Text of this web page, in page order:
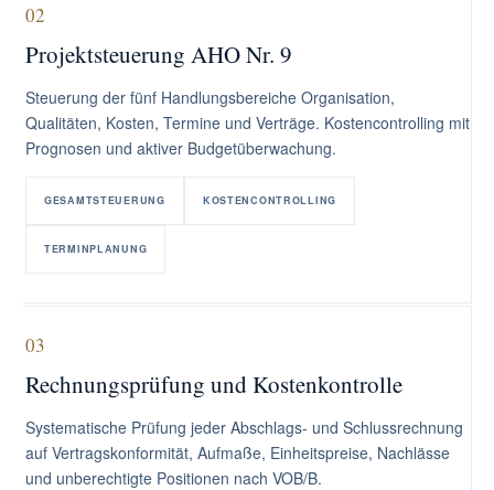
02
Projektsteuerung AHO Nr. 9
Steuerung der fünf Handlungsbereiche Organisation,
Qualitäten, Kosten, Termine und Verträge. Kostencontrolling mit
Prognosen und aktiver Budgetüberwachung.
GESAMTSTEUERUNG KOSTENCONTROLLING
TERMINPLANUNG
03
Rechnungsprüfung und Kostenkontrolle
Systematische Prüfung jeder Abschlags- und Schlussrechnung
auf Vertragskonformität, Aufmaße, Einheitspreise, Nachlässe
und unberechtigte Positionen nach VOB/B.